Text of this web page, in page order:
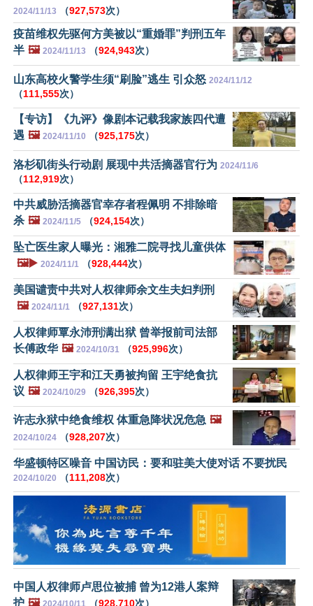
2024/11/13 （927,573次）
疫苗维权先驱何方美被以“重婚罪”判刑五年
半 🖼️ 2024/11/13 （924,943次）
山东高校火警学生须“刷脸”逃生 引众怒 2024/11/12
（111,555次）
【专访】《九评》像剧本记载我家族四代遭
遇 🖼️ 2024/11/10 （925,175次）
洛杉矶街头行动剧 展现中共活摘器官行为 2024/11/6
（112,919次）
中共威胁活摘器官幸存者程佩明 不排除暗
杀 🖼️ 2024/11/5 （924,154次）
坠亡医生家人曝光：湘雅二院寻找儿童供体
🖼️▶️ 2024/11/1 （928,444次）
美国谴责中共对人权律师余文生夫妇判刑
🖼️ 2024/11/1 （927,131次）
人权律师覃永沛刑满出狱 曾举报前司法部
长傅政华 🖼️ 2024/10/31 （925,996次）
人权律师王宇和江天勇被拘留 王宇绝食抗
议 🖼️ 2024/10/29 （926,395次）
许志永狱中绝食维权 体重急降状况危急 🖼️
2024/10/24 （928,207次）
华盛顿特区噪音 中国访民：要和驻美大使对话 不要扰民
2024/10/20 （111,208次）
中国人权律师卢思位被捕 曾为12港人案辩
护 🖼️ 2024/10/11 （928,710次）